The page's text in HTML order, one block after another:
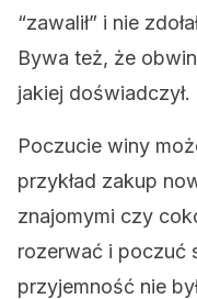
“zawalił” i nie
Bywa też, że
jakiej doświadczył.
Poczucie winy
przykład zakup
znajomymi czy
rozerwać i poczuć
przyjemność nie